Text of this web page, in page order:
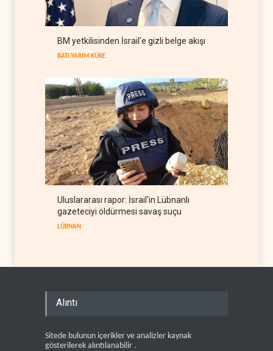
aşamada
İRAN 06 Ağustos 2026
Rusya, Hindistan'a ulaşmak
için yeni güzergah arıyor
BM yetkilisinden İsrail'e gizli belge akışı
BATI YARIM KÜRE
Uluslararası rapor: İsrail'in Lübnanlı
gazeteciyi öldürmesi savaş suçu
LÜBNAN
Alıntı
Sitede bulunun içerikler ve analizler kaynak
gösterilerek alıntılanabilir .